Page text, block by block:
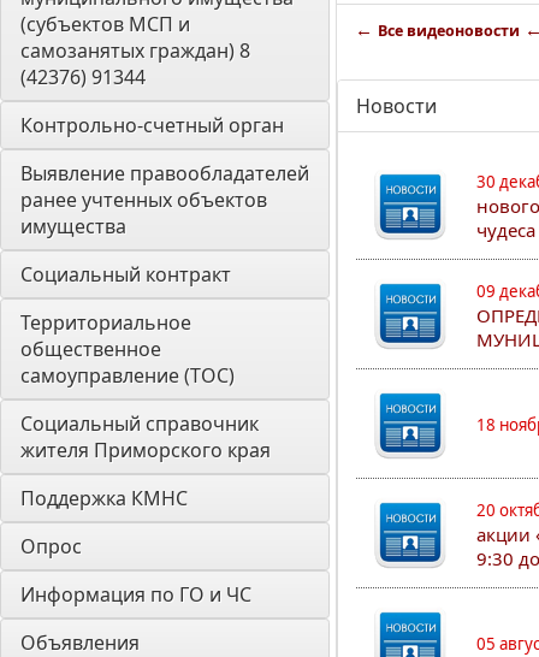
(субъектов МСП и
самозанятых граждан) 8
(42376) 91344
Контрольно-счетный орган
Выявление правообладателей
ранее учтенных объектов
имущества
Социальный контракт
Территориальное
общественное
самоуправление (ТОС)
Социальный справочник
жителя Приморского края
Поддержка КМНС
Опрос
Информация по ГО и ЧС
Объявления
← Все видеоновости
Новости
30
09
18
20
акции
9:30
05